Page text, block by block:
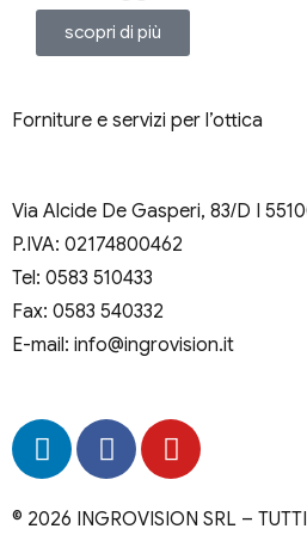
scopri di più
Forniture e servizi per l’ottica
Via Alcide De Gasperi, 83/D I
P.IVA: 02174800462
Tel: 0583 510433
Fax: 0583 540332
E-mail: info@ingrovision.it
© 2026 INGROVISION SRL –